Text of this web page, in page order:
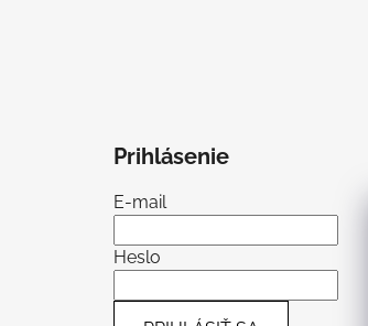
Prihlásenie
E-mail
Heslo